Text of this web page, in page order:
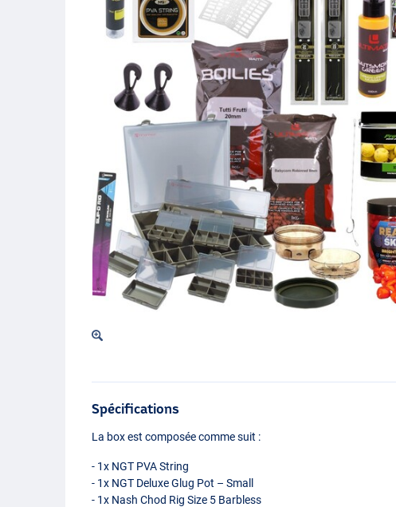
Spécifications
La box est composée comme suit :
- 1x NGT PVAString
- 1x NGT Deluxe Glug Pot – Small
- 1x Nash Chod Rig Size 5 Barbless